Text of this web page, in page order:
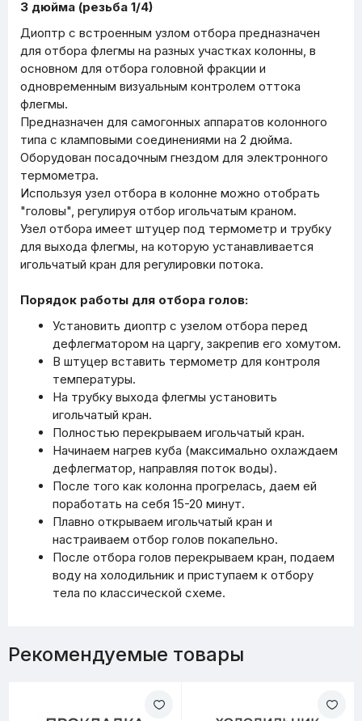
3 дюйма (резьба 1/4)
Диоптр с встроенным узлом отбора предназначен
для отбора флегмы на разных участках колонны, в
основном для отбора головной фракции и
одновременным визуальным контролем оттока
флегмы.
Предназначен для самогонных аппаратов колонного
типа с кламповыми соединениями на 2 дюйма.
Оборудован посадочным гнездом для электронного
термометра.
Используя узел отбора в колонне можно отобрать
"головы", регулируя отбор игольчатым краном.
Узел отбора имеет штуцер под термометр и трубку
для выхода флегмы, на которую устанавливается
игольчатый кран для регулировки потока.
Порядок работы для отбора голов:
Установить диоптр с узелом отбора перед
дефлегматором на царгу, закрепив его хомутом.
В штуцер вставить термометр для контроля
температуры.
На трубку выхода флегмы установить
игольчатый кран.
Полностью перекрываем игольчатый кран.
Начинаем нагрев куба (максимально охлаждаем
дефлегматор, направляя поток воды).
После того как колонна прогрелась, даем ей
поработать на себя 15-20 минут.
Плавно открываем игольчатый кран и
настраиваем отбор голов покапельно.
После отбора голов перекрываем кран, подаем
воду на холодильник и приступаем к отбору
тела по классической схеме.
Рекомендуемые товары